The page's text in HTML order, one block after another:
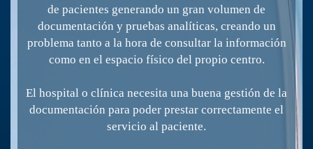
de pacientes generando un gran volumen de
documentación y pruebas analíticas, creando un
problema tanto a la hora de consultar la información
como en el espacio físico del propio centro.
El hospital o clínica necesita una buena gestión de la
documentación para poder prestar correctamente el
servicio al paciente.